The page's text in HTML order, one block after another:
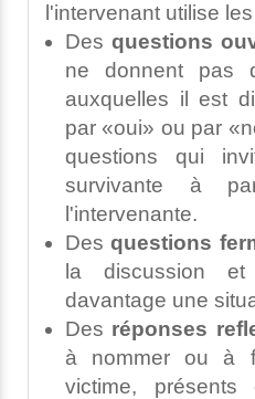
Des
l'intervenante.
Des
Des